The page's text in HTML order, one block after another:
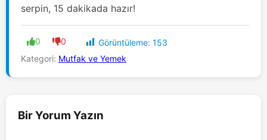
serpin, 15 dakikada hazır!
0 0 Görüntüleme: 153
Kategori: Mutfak ve Yemek
Bir Yorum Yazın